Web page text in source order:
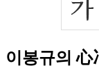
이봉규의 心